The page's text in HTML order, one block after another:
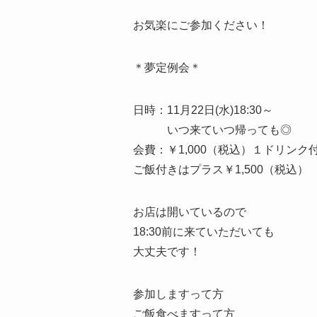
お気楽にご参加ください！
＊夢定例会＊
日時：11月22日(水)18:30～
いつ来ていつ帰っても◎
会費：￥1,000（税込）１ドリンク
ご飯付きはプラス￥1,500（税込）
お店は開いているので
18:30前に来ていただいても
大丈夫です！
参加しますって方
ご飯食べますって方